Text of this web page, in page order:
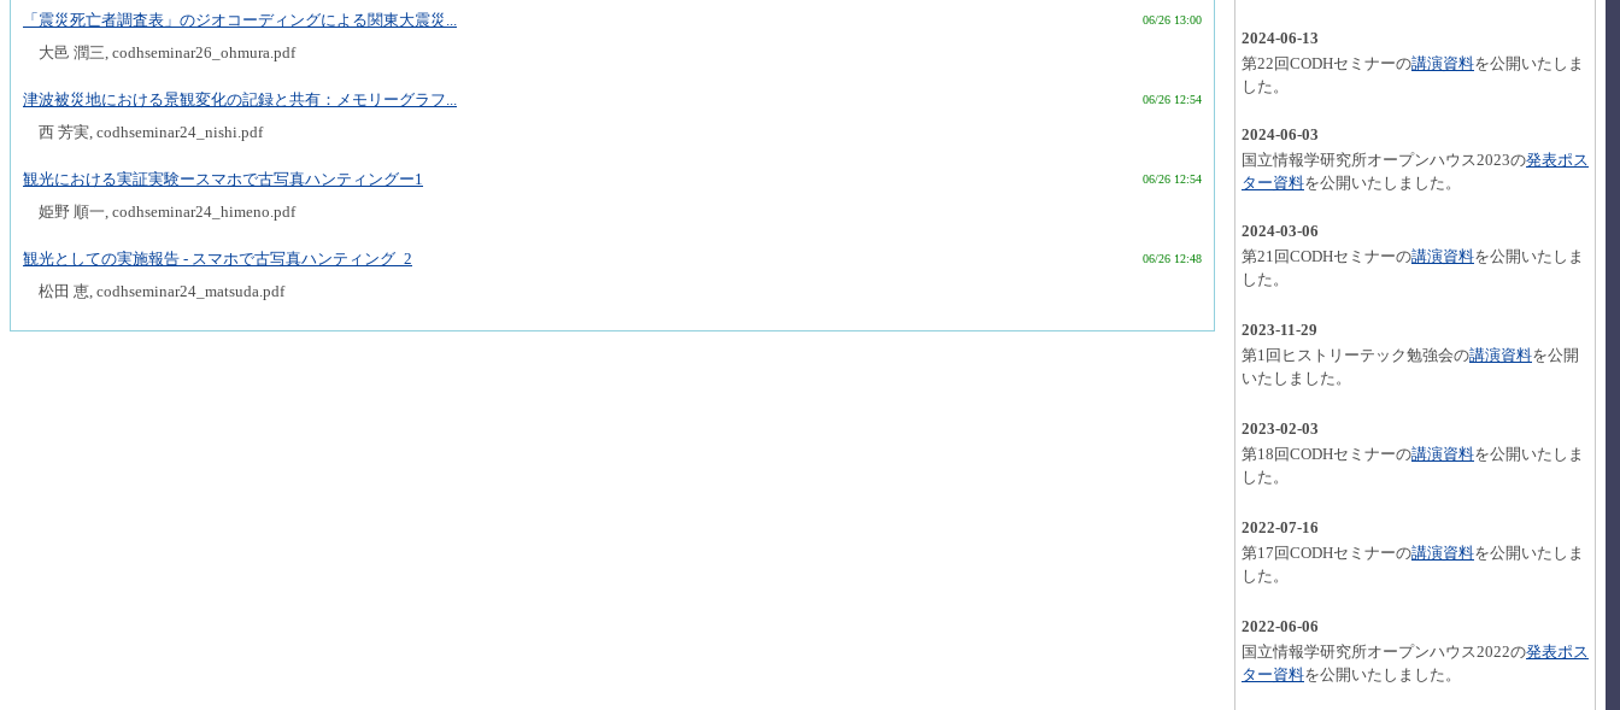
「震災死亡者調査表」のジオコーディングによる関東大震災... 06/26 13:00
大邑 潤三, codhseminar26_ohmura.pdf
津波被災地における景観変化の記録と共有：メモリーグラフ... 06/26 12:54
西 芳実, codhseminar24_nishi.pdf
観光における実証実験ースマホで古写真ハンティングー1 06/26 12:54
姫野 順一, codhseminar24_himeno.pdf
観光としての実施報告 - スマホで古写真ハンティング_2 06/26 12:48
松田 恵, codhseminar24_matsuda.pdf
2024-06-13
第22回CODHセミナーの講演資料を公開いたしま
した。
2024-06-03
国立情報学研究所オープンハウス2023の発表ポス
ター資料を公開いたしました。
2024-03-06
第21回CODHセミナーの講演資料を公開いたしま
した。
2023-11-29
第1回ヒストリーテック勉強会の講演資料を公開
いたしました。
2023-02-03
第18回CODHセミナーの講演資料を公開いたしま
した。
2022-07-16
第17回CODHセミナーの講演資料を公開いたしま
した。
2022-06-06
国立情報学研究所オープンハウス2022の発表ポス
ター資料を公開いたしました。